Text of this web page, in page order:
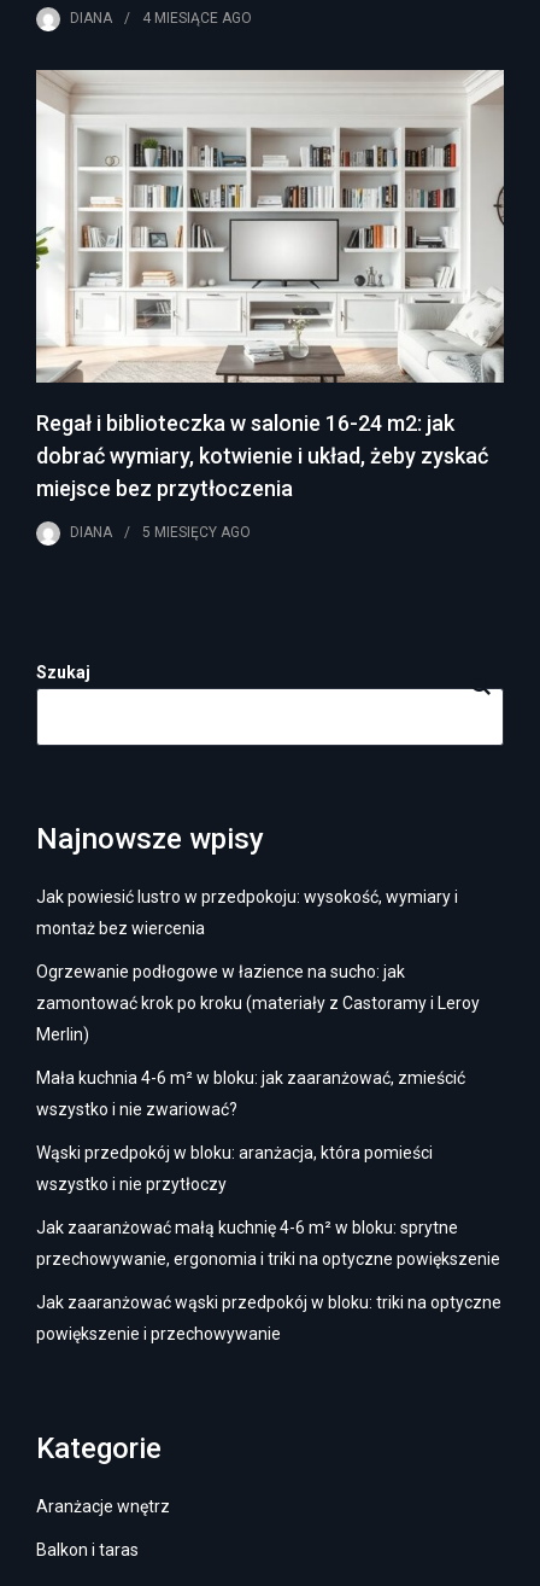
DIANA 4 MIESIĄCE AGO
Regał i biblioteczka w salonie 16-24 m2: jak
dobrać wymiary, kotwienie i układ, żeby zyskać
miejsce bez przytłoczenia
DIANA 5 MIESIĘCY AGO
Szukaj
Najnowsze wpisy
Jak powiesić lustro w przedpokoju: wysokość, wymiary i
montaż bez wiercenia
Ogrzewanie podłogowe w łazience na sucho: jak
zamontować krok po kroku (materiały z Castoramy i Leroy
Merlin)
Mała kuchnia 4-6 m² w bloku: jak zaaranżować, zmieścić
wszystko i nie zwariować?
Wąski przedpokój w bloku: aranżacja, która pomieści
wszystko i nie przytłoczy
Jak zaaranżować małą kuchnię 4-6 m² w bloku: sprytne
przechowywanie, ergonomia i triki na optyczne powiększenie
Jak zaaranżować wąski przedpokój w bloku: triki na optyczne
powiększenie i przechowywanie
Kategorie
Aranżacje wnętrz
Balkon i taras